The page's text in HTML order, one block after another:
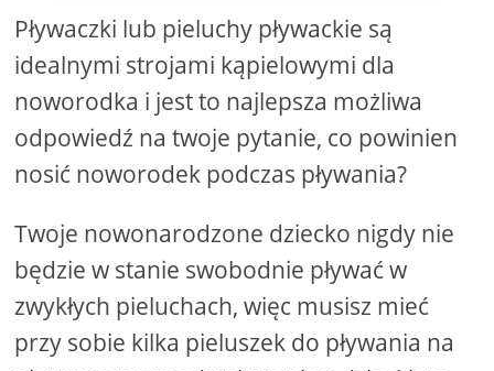
Pływaczki lub pieluchy pływackie są
idealnymi strojami kąpielowymi dla
noworodka i jest to najlepsza możliwa
odpowiedź na twoje pytanie, co powinien
nosić noworodek podczas pływania?
Twoje nowonarodzone dziecko nigdy nie
będzie w stanie swobodnie pływać w
zwykłych pieluchach, więc musisz mieć
przy sobie kilka pieluszek do pływania na